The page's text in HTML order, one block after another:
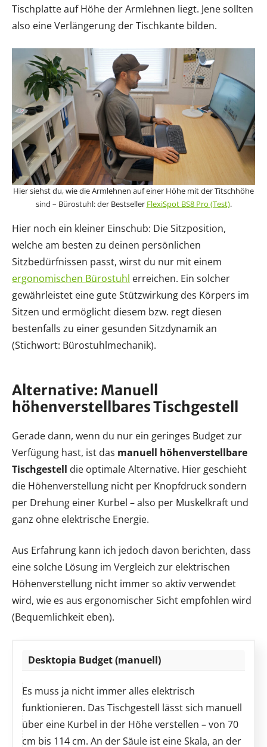
Tischplatte auf Höhe der Armlehnen liegt. Jene sollten
also eine Verlängerung der Tischkante bilden.
Hier siehst du, wie die Armlehnen auf einer Höhe mit der Titschhöhe
sind – Bürostuhl: der Bestseller FlexiSpot BS8 Pro (Test).
Hier noch ein kleiner Einschub: Die Sitzposition,
welche am besten zu deinen persönlichen
Sitzbedürfnissen passt, wirst du nur mit einem
ergonomischen Bürostuhl erreichen. Ein solcher
gewährleistet eine gute Stützwirkung des Körpers im
Sitzen und ermöglicht diesem bzw. regt diesen
bestenfalls zu einer gesunden Sitzdynamik an
(Stichwort: Bürostuhlmechanik).
Alternative: Manuell
höhenverstellbares Tischgestell
Gerade dann, wenn du nur ein geringes Budget zur
Verfügung hast, ist das manuell höhenverstellbare
Tischgestell die optimale Alternative. Hier geschieht
die Höhenverstellung nicht per Knopfdruck sondern
per Drehung einer Kurbel – also per Muskelkraft und
ganz ohne elektrische Energie.
Aus Erfahrung kann ich jedoch davon berichten, dass
eine solche Lösung im Vergleich zur elektrischen
Höhenverstellung nicht immer so aktiv verwendet
wird, wie es aus ergonomischer Sicht empfohlen wird
(Bequemlichkeit eben).
Desktopia Budget (manuell)
Es muss ja nicht immer alles elektrisch
funktionieren. Das Tischgestell lässt sich manuell
über eine Kurbel in der Höhe verstellen – von 70
cm bis 114 cm. An der Säule ist eine Skala, an der